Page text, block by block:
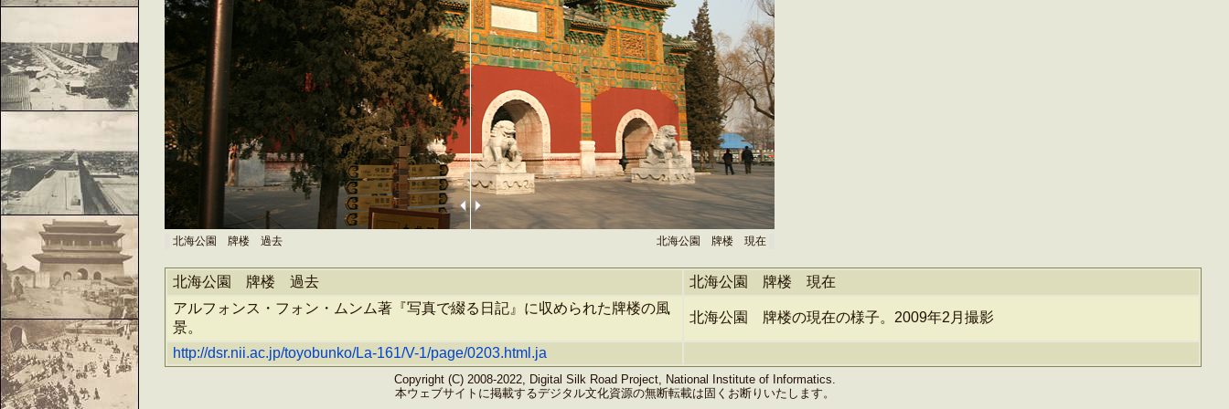
北海公園 牌楼 過去 北海公園 牌楼 現在
北海公園 牌楼 過去
北海公園 牌楼 現在
アルフォンス・フォン・ムンム著『写真で綴る日記』に収められた牌楼の風
景。
北海公園 牌楼の現在の様子。2009年2月撮影
http://dsr.nii.ac.jp/toyobunko/La-161/V-1/page/0203.html.ja
Copyright (C) 2008-2022, Digital Silk Road Project, National Institute of Informatics.
本ウェブサイトに掲載するデジタル文化資源の無断転載は固くお断りいたします。